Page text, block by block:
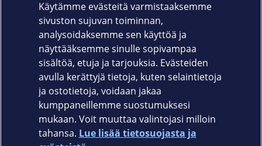
1,56 kg
Takuu
12 kk
Käytämme evästeitä varmistaaksemme
sivuston sujuvan toiminnan,
analysoidaksemme sen käyttöä ja
näyttääksemme sinulle sopivampaa
sisältöä, etuja ja tarjouksia. Evästeiden
avulla kerättyjä tietoja, kuten selaintietoja
ja ostotietoja, voidaan jakaa
kumppaneillemme suostumuksesi
mukaan. Voit muuttaa valintojasi milloin
tahansa. Lue lisää tietosuojasta ja